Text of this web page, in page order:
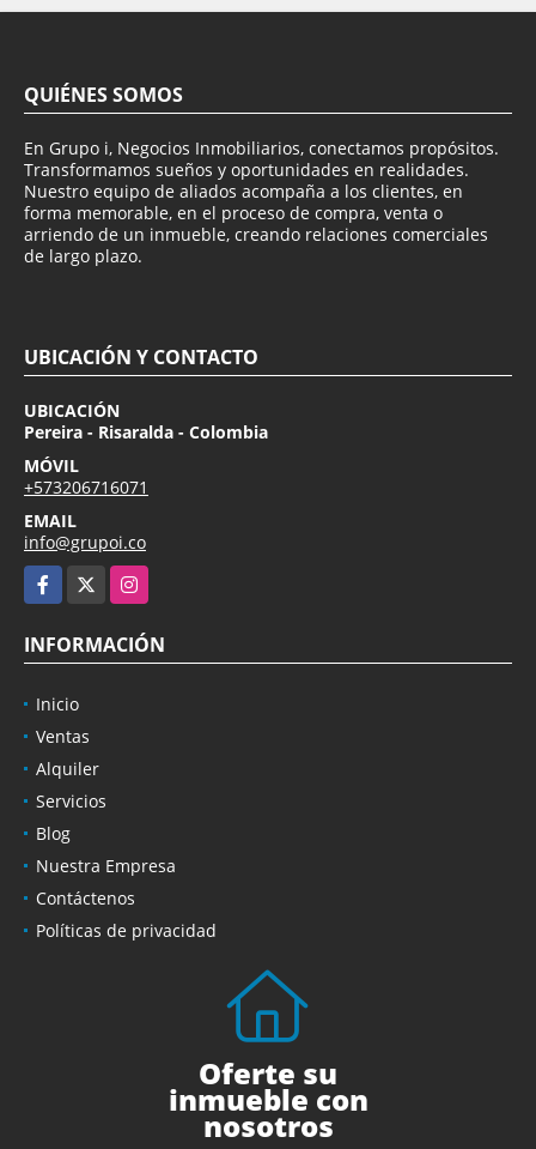
QUIÉNES SOMOS
En Grupo i, Negocios Inmobiliarios, conectamos propósitos.
Transformamos sueños y oportunidades en realidades.
Nuestro equipo de aliados acompaña a los clientes, en
forma memorable, en el proceso de compra, venta o
arriendo de un inmueble, creando relaciones comerciales
de largo plazo.
UBICACIÓN Y CONTACTO
UBICACIÓN
Pereira - Risaralda - Colombia
MÓVIL
+573206716071
EMAIL
info@grupoi.co
Facebook
Instagram
INFORMACIÓN
Inicio
Ventas
Alquiler
Servicios
Blog
Nuestra Empresa
Contáctenos
Políticas de privacidad
Oferte su
inmueble con
nosotros